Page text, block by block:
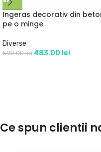
Ingeras decorativ din
pe o minge
Diverse
590.00lei 483.00 lei
Ce spun clientii